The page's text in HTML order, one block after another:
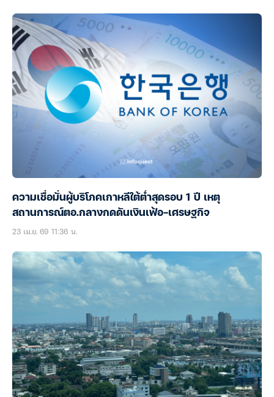
ความเชื่อมั่นผู้บริโภคเกาหลีใต้ต่ำสุดรอบ 1 ปี เหตุ
สถานการณ์ตอ.กลางกดดันเงินเฟ้อ-เศรษฐกิจ
23 เม.ย. 69 11:36 น.